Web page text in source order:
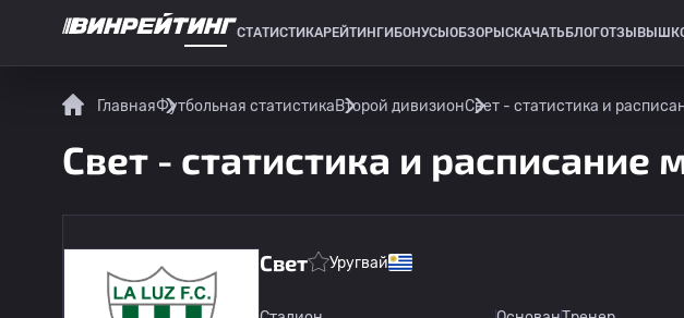
СТАТИСТИКАРЕЙТИНГИ БОНУСЫ ОБЗОРЫ СКАЧАТЬ БЛОГОТЗЫВЫ
ГлавнаяФутбольная статистикаВторой дивизионСвет - статистика и
Свет - статистика и расписание
Свет Уругвай